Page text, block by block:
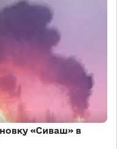
«Сиваш» в